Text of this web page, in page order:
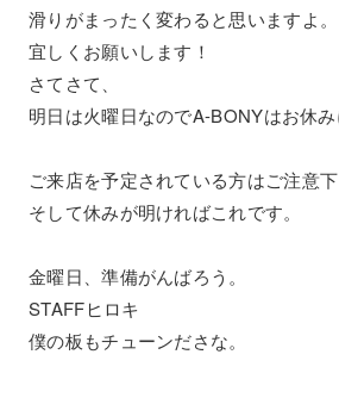
滑りがまったく変わると思いますよ。
宜しくお願いします！
さてさて、
明日は火曜日なのでA-BONYはお休み
ご来店を予定されている方はご注意下
そして休みが明ければこれです。
金曜日、準備がんばろう。
STAFFヒロキ
僕の板もチューンださな。